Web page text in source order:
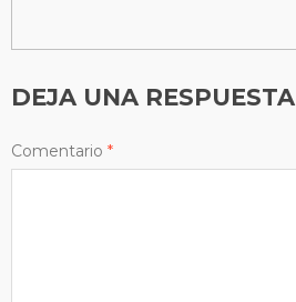
DEJA UNA RESPUESTA
Comentario *